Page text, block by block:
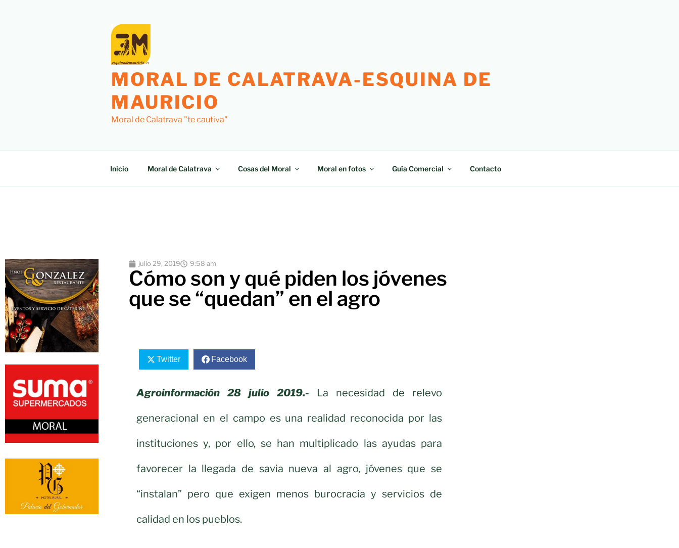
MORAL DE CALATRAVA-ESQUINA DE
MAURICIO
Moral de Calatrava "te cautiva"
Inicio Moral de Calatrava Cosas del Moral Moral en fotos Guía Comercial Contacto
julio 29, 2019 9:58 am
Cómo son y qué piden los jóvenes
que se “quedan” en el agro
Twitter Facebook
Agroinformación 28 julio 2019.- La necesidad de relevo
generacional en el campo es una realidad reconocida por las
instituciones y, por ello, se han multiplicado las ayudas para
favorecer la llegada de savia nueva al agro, jóvenes que se
“instalan” pero que exigen menos burocracia y servicios de
calidad en los pueblos.